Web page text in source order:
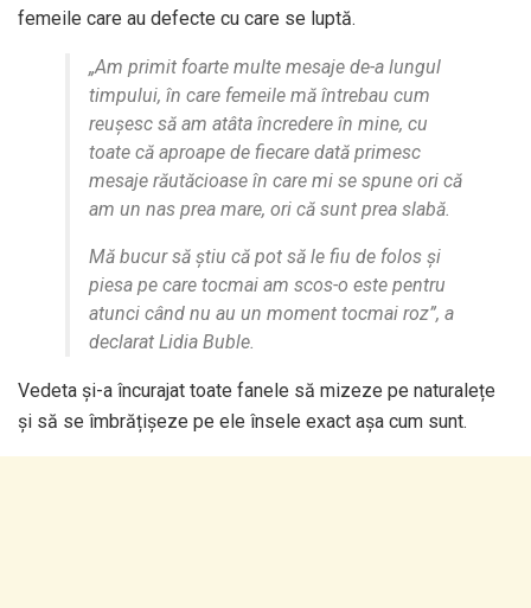
femeile care au defecte cu care se luptă.
„Am primit foarte multe mesaje de-a lungul
timpului, în care femeile mă întrebau cum
reușesc să am atâta încredere în mine, cu
toate că aproape de fiecare dată primesc
mesaje răutăcioase în care mi se spune ori că
am un nas prea mare, ori că sunt prea slabă.
Mă bucur să știu că pot să le fiu de folos și
piesa pe care tocmai am scos-o este pentru
atunci când nu au un moment tocmai roz”, a
declarat Lidia Buble.
Vedeta și-a încurajat toate fanele să mizeze pe naturalețe
și să se îmbrățișeze pe ele însele exact așa cum sunt.